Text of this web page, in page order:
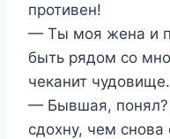
противен!
— Ты моя жена и
быть рядом со
чеканит чудовище.
— Бывшая,
сдохну, чем